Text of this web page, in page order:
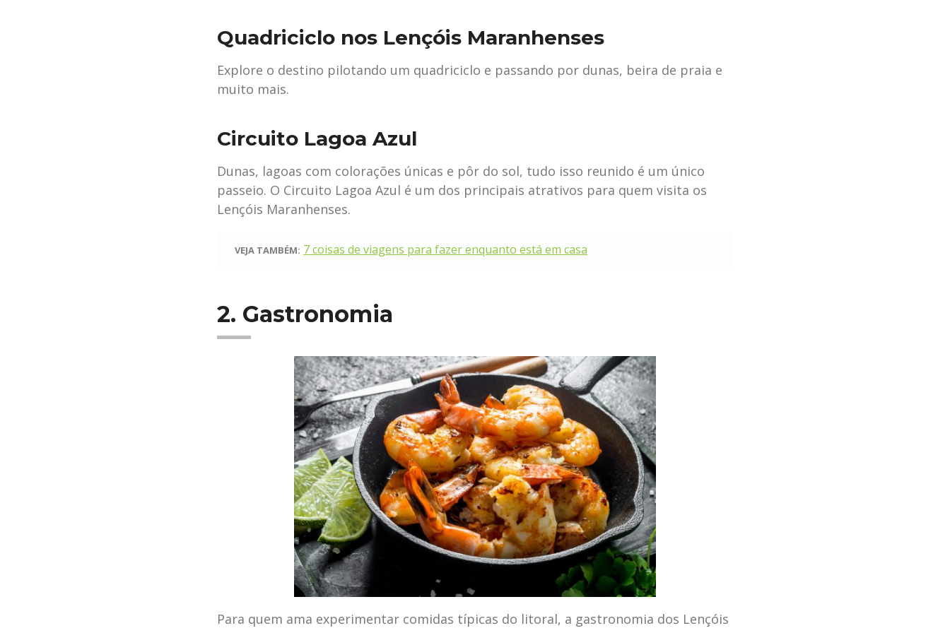
Quadriciclo nos Lençóis Maranhenses
Explore o destino pilotando um quadriciclo e passando por dunas, beira de praia e
muito mais.⠀⠀
Circuito Lagoa Azul
Dunas, lagoas com colorações únicas e pôr do sol, tudo isso reunido é um único
passeio. O Circuito Lagoa Azul é um dos principais atrativos para quem visita os
Lençóis Maranhenses.⠀
VEJA TAMBÉM: 7 coisas de viagens para fazer enquanto está em casa
2. Gastronomia
Para quem ama experimentar comidas típicas do litoral, a gastronomia dos Lençóis